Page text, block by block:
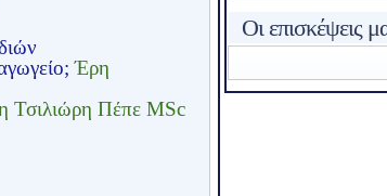
Έρη
Τσιλιώρη Πέπε MSc
Οι επισκέψεις